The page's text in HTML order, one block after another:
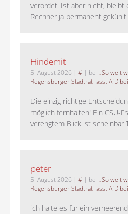
verordet. Ist aber nicht, bleibt
Rechner ja permanent
Hindemit
5. August 2026 | # | bei „So weit
Regensburger Stadtrat lässt AfD
Die einzig richtige
möglich fernhalten! Ein CSU-
verengtem Blick ist scheinbar
peter
5. August 2026 | # | bei „So weit
Regensburger Stadtrat lässt AfD
ich halte es für ein